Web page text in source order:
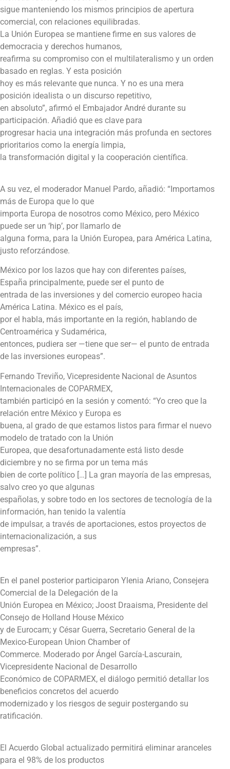
sigue manteniendo los mismos principios de apertura
comercial, con relaciones equilibradas.
La Unión Europea se mantiene firme en sus valores de
democracia y derechos humanos,
reafirma su compromiso con el multilateralismo y un orden
basado en reglas. Y esta posición
hoy es más relevante que nunca. Y no es una mera
posición idealista o un discurso repetitivo,
en absoluto”, afirmó el Embajador André durante su
participación. Añadió que es clave para
progresar hacia una integración más profunda en sectores
prioritarios como la energía limpia,
la transformación digital y la cooperación científica.
A su vez, el moderador Manuel Pardo, añadió: “Importamos
más de Europa que lo que
importa Europa de nosotros como México, pero México
puede ser un ‘hip’, por llamarlo de
alguna forma, para la Unión Europea, para América Latina,
justo reforzándose.
México por los lazos que hay con diferentes países,
España principalmente, puede ser el punto de
entrada de las inversiones y del comercio europeo hacia
América Latina. México es el país,
por el habla, más importante en la región, hablando de
Centroamérica y Sudamérica,
entonces, pudiera ser —tiene que ser— el punto de entrada
de las inversiones europeas”.
Fernando Treviño, Vicepresidente Nacional de Asuntos
Internacionales de COPARMEX,
también participó en la sesión y comentó: “Yo creo que la
relación entre México y Europa es
buena, al grado de que estamos listos para firmar el nuevo
modelo de tratado con la Unión
Europea, que desafortunadamente está listo desde
diciembre y no se firma por un tema más
bien de corte político […] La gran mayoría de las empresas,
salvo creo yo que algunas
españolas, y sobre todo en los sectores de tecnología de la
información, han tenido la valentía
de impulsar, a través de aportaciones, estos proyectos de
internacionalización, a sus
empresas”.
En el panel posterior participaron Ylenia Ariano, Consejera
Comercial de la Delegación de la
Unión Europea en México; Joost Draaisma, Presidente del
Consejo de Holland House México
y de Eurocam; y César Guerra, Secretario General de la
Mexico-European Union Chamber of
Commerce. Moderado por Ángel García-Lascurain,
Vicepresidente Nacional de Desarrollo
Económico de COPARMEX, el diálogo permitió detallar los
beneficios concretos del acuerdo
modernizado y los riesgos de seguir postergando su
ratificación.
El Acuerdo Global actualizado permitirá eliminar aranceles
para el 98% de los productos